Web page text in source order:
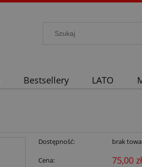
Bestsellery LATO
Dostępność: brak
Cena: 75,00 zł